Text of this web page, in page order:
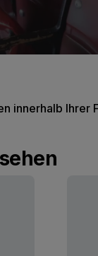
innerhalb Ihrer